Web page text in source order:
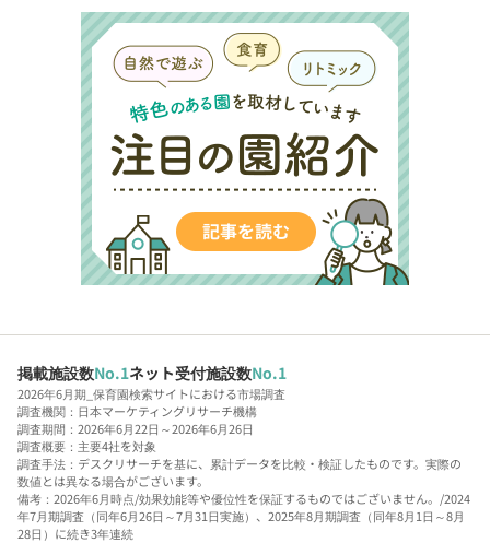
掲載施設数No.1ネット受付施設数No.1
2026年6月期_保育園検索サイトにおける市場調査
調査機関：日本マーケティングリサーチ機構
調査期間：2026年6月22日～2026年6月26日
調査概要：主要4社を対象
調査手法：デスクリサーチを基に、累計データを比較・検証したものです。実際の
数値とは異なる場合がございます。
備考：2026年6月時点/効果効能等や優位性を保証するものではございません。/2024
年7月期調査（同年6月26日～7月31日実施）、2025年8月期調査（同年8月1日～8月
28日）に続き3年連続